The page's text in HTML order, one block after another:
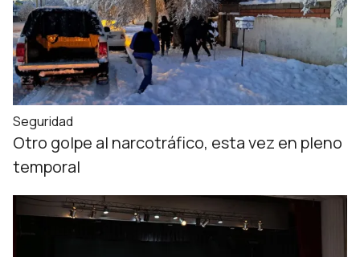
Seguridad
Otro golpe al narcotráfico, esta vez en pleno
temporal